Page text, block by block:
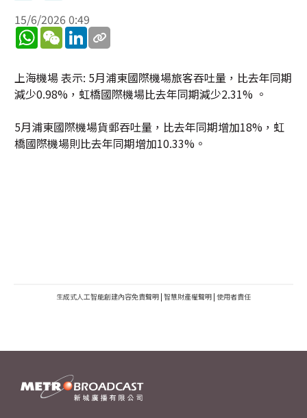
15/6/2026 0:49
WhatsApp
WeChatLinkedIn
上海機場 表示: 5月浦東國際機場旅客吞吐量，比去年同期
減少0.98%，虹橋國際機場比去年同期減少2.31% 。
5月浦東國際機場貨郵吞吐量，比去年同期增加18%，虹
橋國際機場則比去年同期增加10.33%。
生成式人工智能創建內容免責聲明 | 智慧財產權聲明 | 使用者責任